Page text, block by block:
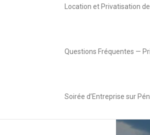
Location et Privatisation
Questions Fréquentes —
Soirée d’Entreprise sur